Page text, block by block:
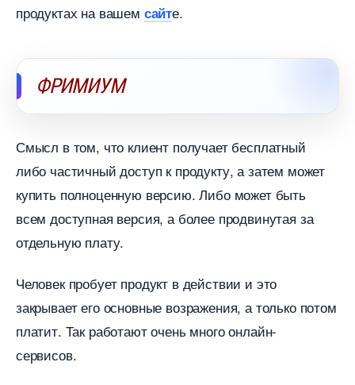
продуктах на вашем сайте.
ФРИМИУМ
Смысл в том, что клиент получает бесплатный
либо частичный доступ к продукту, а затем может
купить полноценную версию. Либо может быть
сем доступная версия, а более продвинутая за
отдельную плату.
Человек пробует продукт в действии и это
закрывает его основные возражения, а только потом
платит. Так работают очень много онлайн-
сервисов.